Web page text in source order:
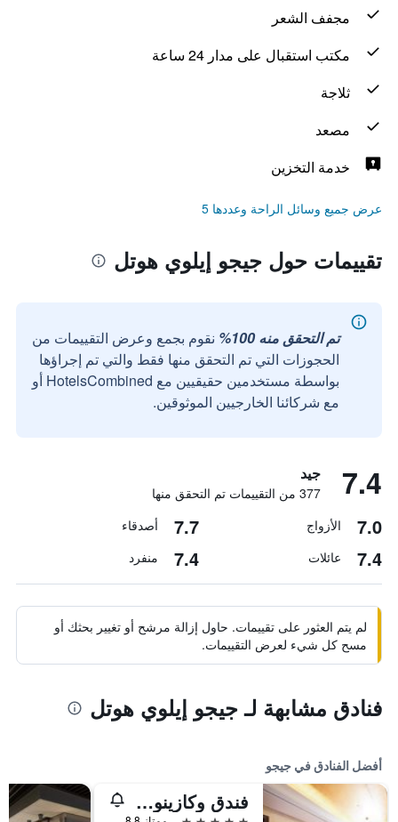
مجفف الشعر
مكتب استقبال على مدار 24 ساعة
ثلاجة
مصعد
خدمة التخزين
عرض جميع وسائل الراحة وعددها 5
تقييمات حول جيجو إيلوي هوتل
تم التحقق منه 100%
نقوم بجمع وعرض التقييمات من
الحجوزات التي تم التحقق منها فقط والتي تم إجراؤها
بواسطة مستخدمين حقيقيين مع HotelsCombined أو
مع شركائنا الخارجيين الموثوقين.
7.4 جيد
377 من التقييمات تم التحقق منها
7.0 الأزواج 7.7 أصدقاء
7.4 عائلات 7.4 منفرد
لم يتم العثور على تقييمات. حاول إزالة مرشح أو تغيير بحثك أو
مسح كل شيء لعرض التقييمات.
فنادق مشابهة لـ جيجو إيلوي هوتل
أفضل الفنادق في جيجو
فندق وكازينو جيجو صن